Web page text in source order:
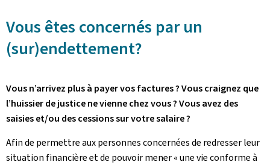
Vous êtes concernés par un
(sur)endettement?
Vous n’arrivez plus à payer vos factures ? Vous craignez que
l’huissier de justice ne vienne chez vous ? Vous avez des
saisies et/ou des cessions sur votre salaire ?
Afin de permettre aux personnes concernées de redresser leur
situation financière et de pouvoir mener « une vie conforme à